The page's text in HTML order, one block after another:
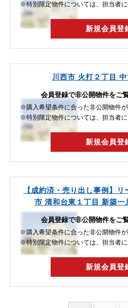
※特別限定物件については、担当者に
新規会員登
川西市 火打２丁目
会員登録で非公開物件をご
※購入希望条件に合った非公開物件が
※特別限定物件については、担当者に
新規会員登
【成約済・売り出し事例】
市 清和台東１丁目 新築一
会員登録で非公開物件をご
※購入希望条件に合った非公開物件が
※特別限定物件については、担当者に
新規会員登